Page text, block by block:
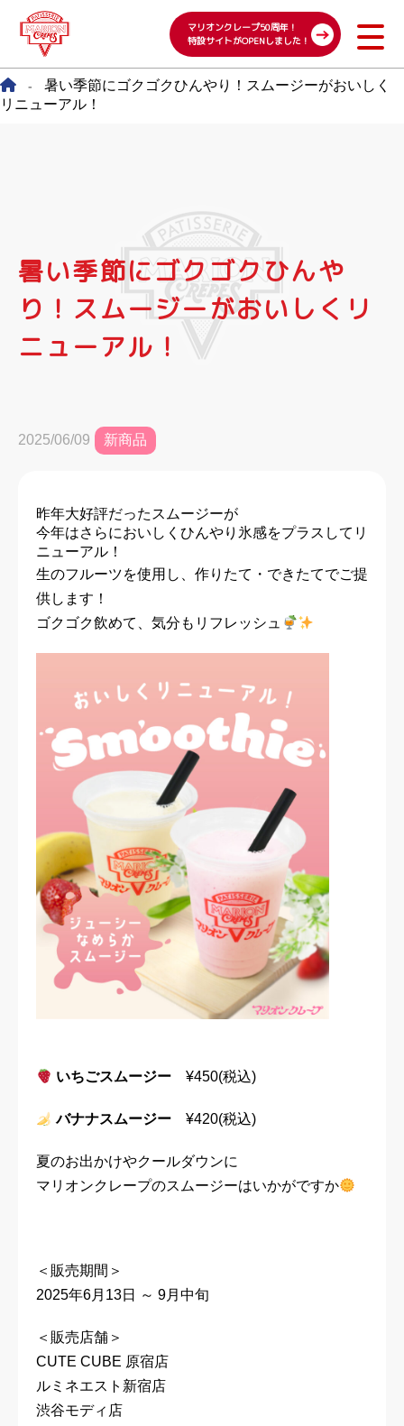
マリオンクレープ50周年！
特設サイトがOPENしました！
-
暑い季節にゴクゴクひんやり！スムージーがおいしく
リニューアル！
暑い季節にゴクゴクひんや
り！スムージーがおいしくリ
ニューアル！
2025/06/09 新商品
昨年大好評だったスムージーが
今年はさらにおいしくひんやり氷感をプラスしてリ
ニューアル！
生のフルーツを使用し、作りたて・できたてでご提
供します！
ゴクゴク飲めて、気分もリフレッシュ
いちごスムージー ¥450(税込)
バナナスムージー ¥420(税込)
夏のお出かけやクールダウンに
マリオンクレープのスムージーはいかがですか
＜販売期間＞
2025年6月13日 ～ 9月中旬
＜販売店舗＞
CUTE CUBE 原宿店
ルミネエスト新宿店
渋谷モディ店